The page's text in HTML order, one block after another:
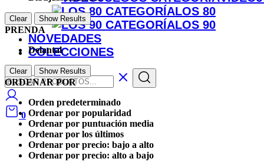
LOS 80
LOS 90
NOVEDADES
COLECCIONES
0
Clear Show Results
PRENDA
Delantal
Clear Show Results
ORDENAR POR
Orden predeterminado
Ordenar por popularidad
Ordenar por puntuación media
Ordenar por los últimos
Ordenar por precio: bajo a alto
Ordenar por precio: alto a bajo